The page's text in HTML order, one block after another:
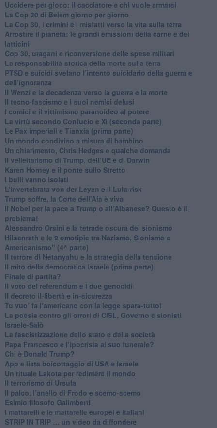
​Uccidere per gioco: il cacciatore e chi vuole armarsi
​La Cop 30 di Belem giorno per giorno
La Cop 30, i crimini e i misfatti verso la vita sulla terra
Arrostire il pianeta: le grandi emissioni della carne e dei
latticini
​Cop 30, uragani e riconversione delle spese militari
La responsabilità storica della morte sulla terra
PTSD e suicidi svelano l’intento suicidario della guerra e
dell’ignoranza
Il Wenzi e la decadenza verso la guerra e la morte
​Il tecno-fascismo e i suoi nemici delusi
​I comici e il vittimismo paranoideo al potere
​La virtù secondo Confucio e Xi (seconda parte)
Le Pax imperiali e Tianxia (prima parte)
Un mondo condiviso a misura di bambino
​Un chiarimento, Chris Hedges e qualche domanda
Il velleitarismo di Trump, dell’UE e di Darwin
​Karen Horney e il ponte sullo Stretto
​I bulli vanno isolati
L’invertebrata von der Leyen e il Lula-risk
Trump soffre, la Corte dell'Aia è viva
​Il Nobel per la pace a Trump o all’Albanese? Questo è il
problema!
​Alessandro Orsini e la tetrade oscura del sionismo
​Hilsenrath e le 9 omotipie tra Nazismo, Sionismo e
Americanismo" (4^ parte)
​Il terrore di Netanyahu e la strategia della tensione
Il mito della democratica Israele (prima parte)
​Finale di partita?
​Il voto del referendum e i due genocidi
Il decreto il-libertà e in-sicurezza
Tu vuo’ fa l’americano con la legge spara-tutto!
La poesia contro gli orrori di CISL, Governo e sionisti
Israele-Salò
​La fascistizzazione dello stato e della società
Papa Francesco e l’ipocrisia al suo funerale?
​Chi è Donald Trump?
App e lista boicottaggio di USA e Israele
​Un rituale Lakota per redimere il mondo
Il terrorismo di Ursula
​Il palco, l’anello di Frodo e scemo-scemo
Esimio filosofo Galimberti
​I mattarelli e le mattarelle europei e italiani
​STRIP IN TRIP … un video da diffondere